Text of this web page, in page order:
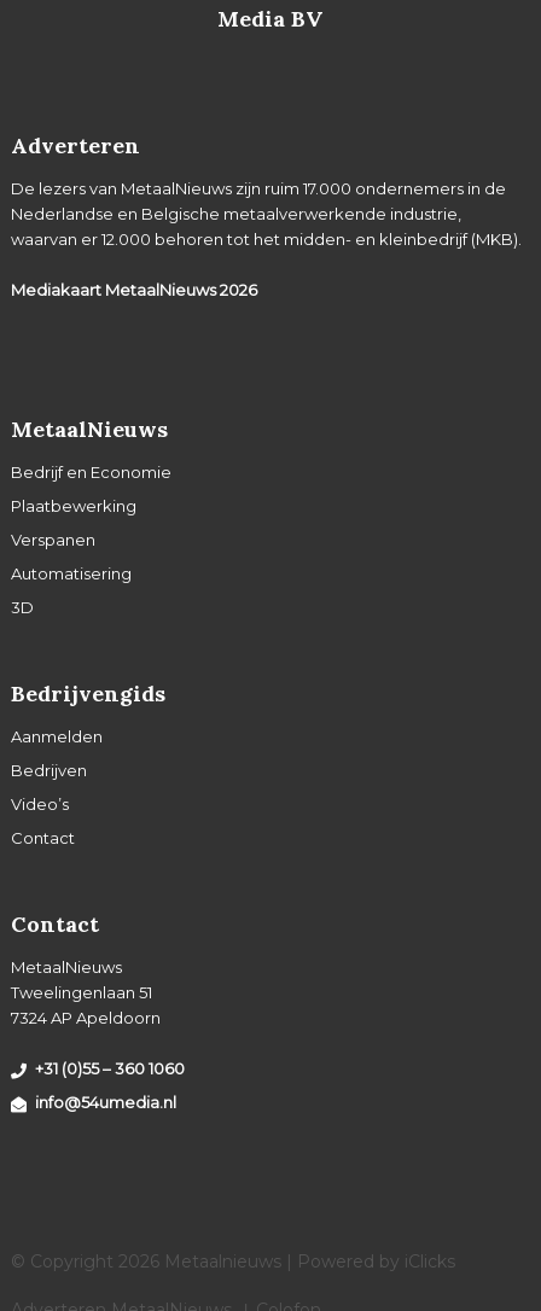
Media BV
Adverteren
De lezers van MetaalNieuws zijn ruim 17.000 ondernemers in de
Nederlandse en Belgische metaalverwerkende industrie,
waarvan er 12.000 behoren tot het midden- en kleinbedrijf (MKB).
Mediakaart MetaalNieuws2026
MetaalNieuws
Bedrijf en Economie
Plaatbewerking
Verspanen
Automatisering
3D
Bedrijvengids
Aanmelden
Bedrijven
Video’s
Contact
Contact
MetaalNieuws
Tweelingenlaan 51
7324 AP Apeldoorn
+31 (0)55 – 360 1060
info@54umedia.nl
© Copyright 2026 Metaalnieuws | Powered by iClicks